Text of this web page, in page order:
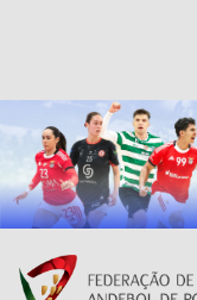
Federação
Grátis -